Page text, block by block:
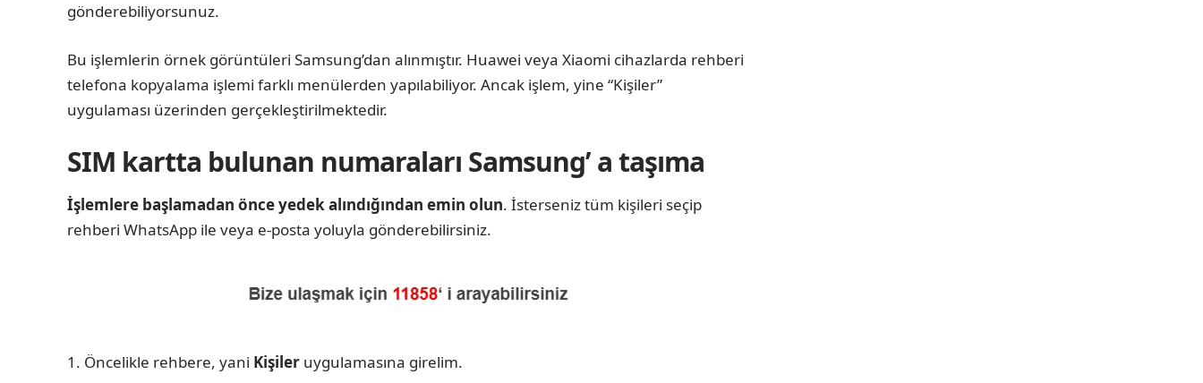
gönderebiliyorsunuz.
Bu işlemlerin örnek görüntüleri Samsung’dan alınmıştır. Huawei veya Xiaomi cihazlarda rehberi
telefona kopyalama işlemi farklı menülerden yapılabiliyor. Ancak işlem, yine “Kişiler”
uygulaması üzerinden gerçekleştirilmektedir.
SIM kartta bulunan numaraları Samsung’ a taşıma
İşlemlere başlamadan önce yedek alındığından emin olun. İsterseniz tüm kişileri seçip
rehberi WhatsApp ile veya e-posta yoluyla gönderebilirsiniz.
Öncelikle rehbere, yani Kişiler uygulamasına girelim.